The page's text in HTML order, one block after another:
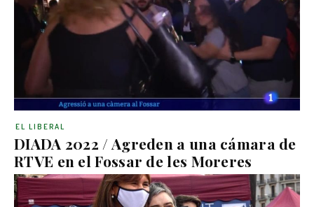
DIADA 2022 / Agreden a una cámara de
RTVE en el Fossar de les Moreres
EL LIBERAL